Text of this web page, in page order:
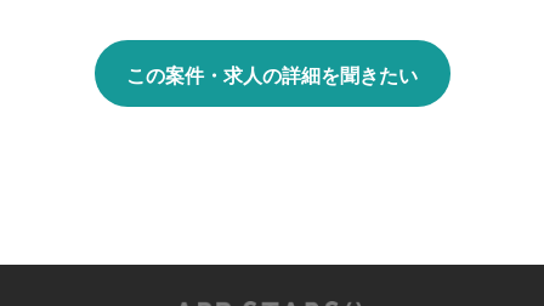
この案件・求人の詳細を聞きたい